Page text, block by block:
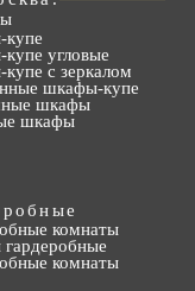
угловые
с зеркалом
шкафы-купе
шкафы
шкафы
комнаты
комнаты